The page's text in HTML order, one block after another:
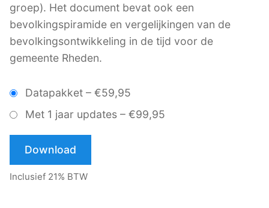
groep). Het document bevat ook een
bevolkingspiramide en vergelijkingen van de
bevolkingsontwikkeling in de tijd voor de
gemeente Rheden.
Datapakket – €59,95
Met 1 jaar updates – €99,95
Download
Inclusief 21% BTW